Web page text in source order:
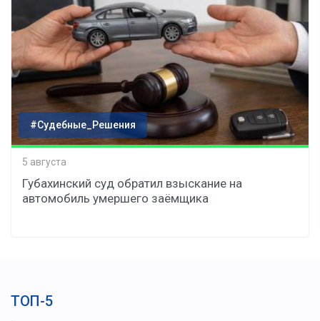
#Судебные_Решения
5 августа
Губахинский суд обратил взыскание на
автомобиль умершего заёмщика
ТОП-5